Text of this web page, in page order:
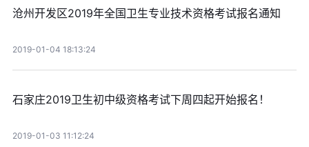
沧州开发区2019年全国卫生专业技术资格考试报名通知
2019-01-04 18:13:24
石家庄2019卫生初中级资格考试下周四起开始报名！
2019-01-03 11:12:24